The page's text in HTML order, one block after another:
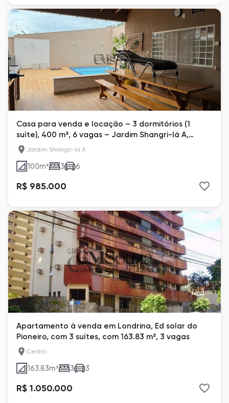
Casa para venda e locação – 3 dormitórios (1
suíte), 400 m², 6 vagas – Jardim Shangri-lá A,
Londrina
Jardim Shangri-la A
100m² 3 6
R$ 985.000
Apartamento à venda em Londrina, Ed solar do
Pioneiro, com 3 suítes, com 163.83 m², 3 vagas
Centro
163.83m² 3 3
R$ 1.050.000